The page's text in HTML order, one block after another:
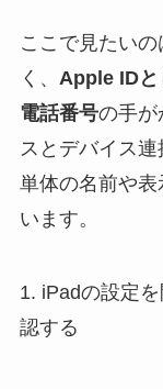
ここで見たい
く、 Apple IDと
電話番号の手が
スとデバイス
単体の名前や
います。
1. iPadの設定
認する